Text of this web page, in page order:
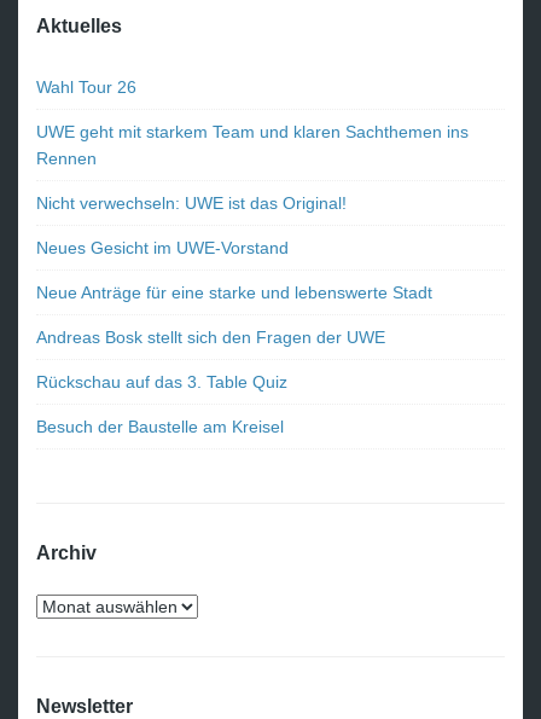
Aktuelles
Wahl Tour 26
UWE geht mit starkem Team und klaren Sachthemen ins
Rennen
Nicht verwechseln: UWE ist das Original!
Neues Gesicht im UWE-Vorstand
Neue Anträge für eine starke und lebenswerte Stadt
Andreas Bosk stellt sich den Fragen der UWE
Rückschau auf das 3. Table Quiz
Besuch der Baustelle am Kreisel
Archiv
Newsletter